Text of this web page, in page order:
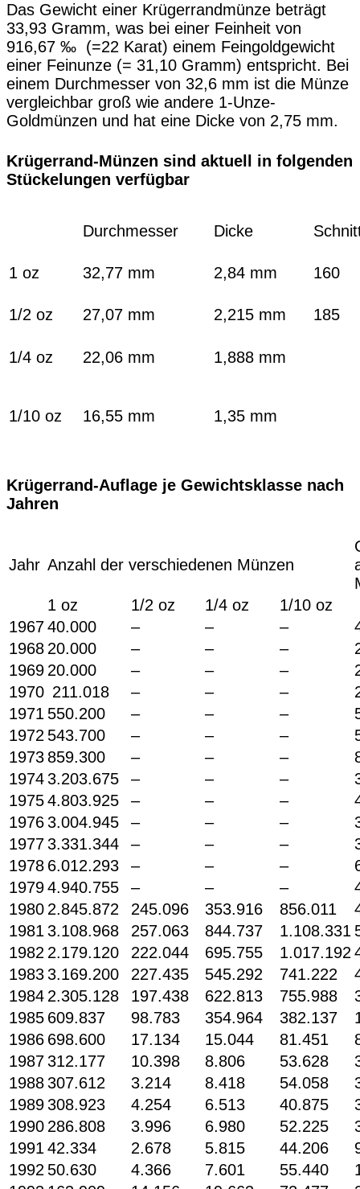
Das Gewicht einer Krügerrandmünze beträgt
33,93 Gramm, was bei einer Feinheit von
916,67 ‰ (=22 Karat) einem Feingoldgewicht
einer Feinunze (= 31,10 Gramm) entspricht. Bei
einem Durchmesser von 32,6 mm ist die Münze
vergleichbar groß wie andere 1-Unze-
Goldmünzen und hat eine Dicke von 2,75 mm.
Krügerrand-Münzen sind aktuell in folgenden
Stückelungen verfügbar
Durchmesser Dicke
1 oz 32,77 mm 2,84 mm 160
1/2 oz 27,07 mm 2,215 mm 185
1/4 oz 22,06 mm 1,888 mm
1/10 oz 16,55 mm 1,35 mm
Krügerrand-Auflage je Gewichtsklasse nach
Jahren
Jahr Anzahl der verschiedenen Münzen
1 oz
1/2 oz 1/4 oz
1/10 oz
196740.000 – – –
1968 20.000 – – –
1969 20.000 – – –
1970 211.018 – – –
1971 550.200 – – –
1972 543.700 – – –
1973 859.300 – – –
19743.203.675 – – –
19754.803.925 – – –
19763.004.945 – – –
19773.331.344 – – –
1978 6.012.293 – – –
19794.940.755 – – –
1980 2.845.872 245.096 353.916 856.011
1981 3.108.968 257.063 844.737 1.108.331
1982 2.179.120 222.044 695.755 1.017.192
19833.169.200 227.435 545.292 741.222
1984 2.305.128 197.438 622.813 755.988
1985 609.837 98.783 354.964 382.137
1986 698.600 17.134 15.044 81.451
1987312.177 10.398 8.806 53.628
1988307.612 3.214 8.418 54.058
1989308.923 4.254 6.513 40.875
1990 286.808 3.996 6.980 52.225
1991 42.334 2.678 5.815 44.206
1992 50.630 4.366 7.601 55.440